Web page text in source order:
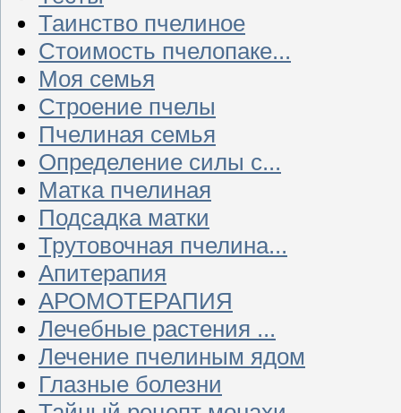
Таинство пчелиное
Стоимость пчелопаке...
Моя семья
Строение пчелы
Пчелиная семья
Определение силы с...
Матка пчелиная
Подсадка матки
Трутовочная пчелина...
Апитерапия
АРОМОТЕРАПИЯ
Лечебные растения ...
Лечение пчелиным ядом
Глазные болезни